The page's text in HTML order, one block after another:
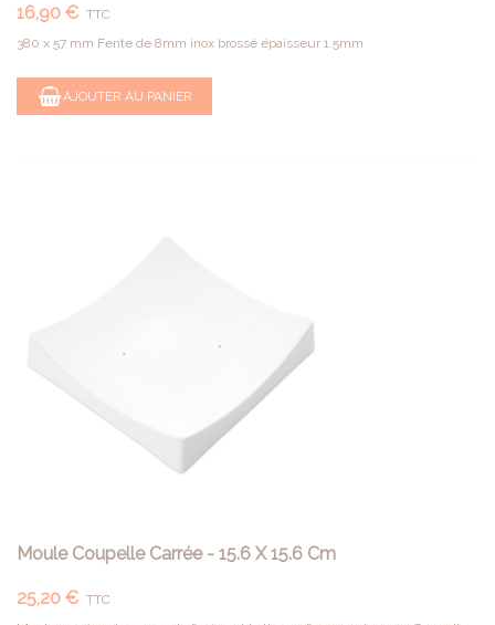
16,90 € TTC
380 x 57 mm Fente de 8mm inox brossé épaisseur 1.5mm
AJOUTER AU PANIER
Moule Coupelle Carrée - 15.6 X 15.6 Cm
25,20 € TTC